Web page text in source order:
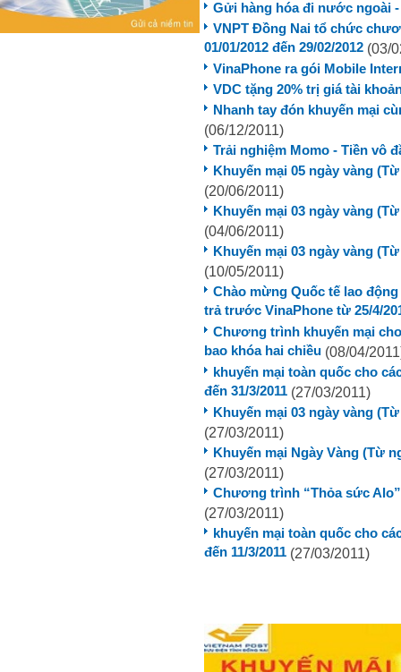
Gửi hàng hóa đi nước ngoài
VNPT Đồng Nai tổ chức
01/01/2012 đến 29/02/2012 (03/
VinaPhone ra gói Mobile
VDC tặng 20% trị giá tài
Nhanh tay đón khuyến mại
(06/12/2011)
Trải nghiệm Momo - Tiền vô
Khuyến mại 05 ngày vàng
(20/06/2011)
Khuyến mại 03 ngày vàng
(04/06/2011)
Khuyến mại 03 ngày vàng
(10/05/2011)
Chào mừng Quốc tế lao
trả trước VinaPhone từ 25/4/
Chương trình khuyến mại
bao khóa hai chiều (08/04/
khuyến mại toàn quốc cho
đến 31/3/2011 (27/03/2011)
Khuyến mại 03 ngày vàng
(27/03/2011)
Khuyến mại Ngày Vàng (Từ
(27/03/2011)
Chương trình “Thỏa sức
(27/03/2011)
khuyến mại toàn quốc cho
đến 11/3/2011 (27/03/2011)